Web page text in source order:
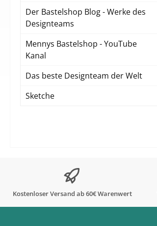
Der Bastelshop Blog - Werke des
Designteams
Mennys Bastelshop - YouTube
Kanal
Das beste Designteam der Welt
Sketche
Kostenloser Versand ab 60€ Warenwert